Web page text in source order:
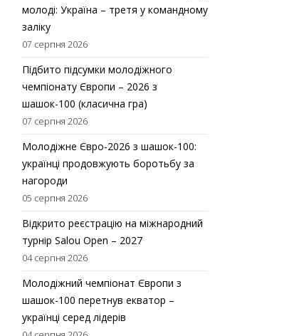
молоді: Україна – третя у командному
заліку
07 серпня 2026
Підбито підсумки молодіжного
чемпіонату Європи – 2026 з
шашок-100 (класична гра)
07 серпня 2026
Молодіжне Євро-2026 з шашок-100:
українці продовжують боротьбу за
нагороди
05 серпня 2026
Відкрито реєстрацію на міжнародний
турнір Salou Open – 2027
04 серпня 2026
Молодіжний чемпіонат Європи з
шашок-100 перетнув екватор –
українці серед лідерів